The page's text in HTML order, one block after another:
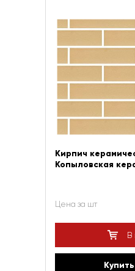
Кирпич
Копыловская
Цена за шт
В